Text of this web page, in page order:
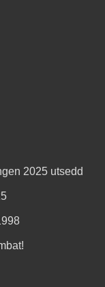
2025 utsedd